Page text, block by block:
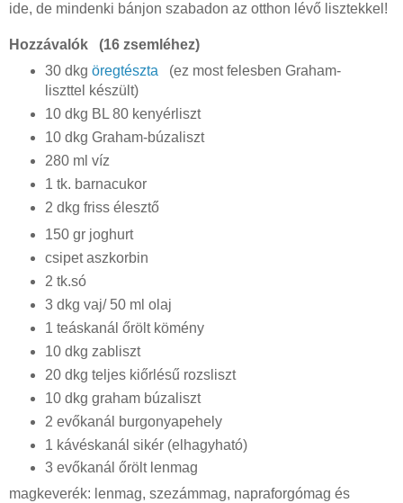
ide, de mindenki bánjon szabadon az otthon lévő lisztekkel!
Hozzávalók (16 zsemléhez)
30 dkg öregtészta (ez most felesben Graham-
liszttel készült)
10 dkg BL 80 kenyérliszt
10 dkg Graham-búzaliszt
280 ml víz
1 tk. barnacukor
2 dkg friss élesztő
150 gr joghurt
csipet aszkorbin
2 tk.só
3 dkg vaj/ 50 ml olaj
1 teáskanál őrölt kömény
10 dkg zabliszt
20 dkg teljes kiőrlésű rozsliszt
10 dkg graham búzaliszt
2 evőkanál burgonyapehely
1 kávéskanál sikér (elhagyható)
3 evőkanál őrölt lenmag
magkeverék: lenmag, szezámmag, napraforgómag és